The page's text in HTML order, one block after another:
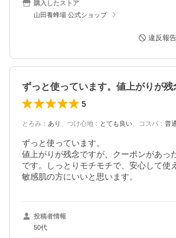
購入したストア
山田養蜂場 公式ショップ
違反報告
5
とろみ ： あり つけ心地 ： とても良い コスパ ： 普
ずっと使っています。
値上がりが残念ですが、クーポンがあっ
です。しっとりモチモチで、安心して使
敏感肌の方にいいと思います。
投稿者情報
50代